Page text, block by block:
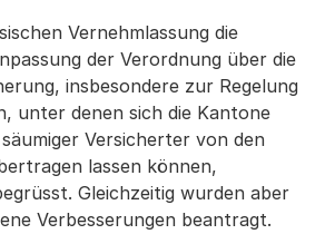
Vernehmlassung die
der Verordnung über die
insbesondere zur Regelung
unter denen sich die Kantone
Versicherter von den
lassen können,
Gleichzeitig wurden aber
Verbesserungen beantragt.